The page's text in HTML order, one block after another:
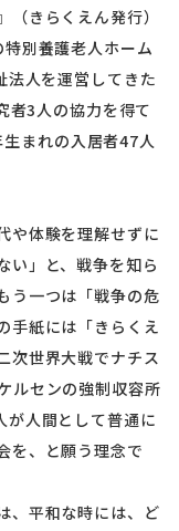
きらくえん発行）
別養護老人ホーム
法人を運営してきた
者3人の協力を得て
まれの入居者47人
や体験を理解せずに
い」と、戦争を知ら
う一つは「戦争の危
手紙には「きらくえ
次世界大戦でナチス
ルセンの強制収容所
が人間として普通に
を、と願う理念で
、平和な時には、ど